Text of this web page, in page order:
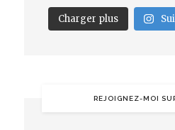
Charger plus
REJOIGNEZ-MOI